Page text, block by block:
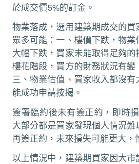
於成交價5%的訂金。
物業落成，選用建築期成交的買
眾多可能：一、樓價下跌，物業
大幅下跌，買家未能取得足夠的
樓花階段，買方的財務狀況有變
三、物業估值、買家收入都沒
能成功申請按揭。
簽署臨約後未有簽正約，即時
大部分都是買家發現個人情況難
再簽正約，未來損失可能更大，
以上情況中，建築期買家因大市